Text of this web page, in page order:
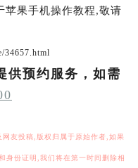
苹果手机操作教程,敬请
34657.html
供预约服务，如需
友投稿,版权归属于原始作者,如果
身份证明,我们将在第一时间删除相